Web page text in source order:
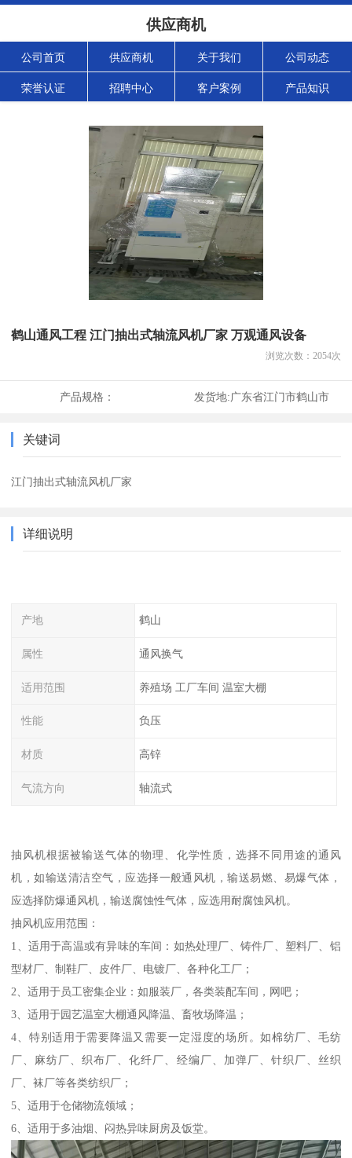
供应商机
公司首页 供应商机 关于我们 公司动态
荣誉认证 招聘中心 客户案例 产品知识
鹤山通风工程 江门抽出式轴流风机厂家 万观通风设备
浏览次数： 2054次
产品规格： 发货地:广东省江门市鹤山市
关键词
江门抽出式轴流风机厂家
详细说明
产地 鹤山
属性 通风换气
适用范围 养殖场 工厂车间 温室大棚
性能 负压
材质 高锌
气流方向 轴流式
抽风机根据被输送气体的物理、化学性质，选择不同用途的通风
机，如输送清洁空气，应选择一般通风机，输送易燃、易爆气体，
应选择防爆通风机，输送腐蚀性气体，应选用耐腐蚀风机。
抽风机应用范围：
1、适用于高温或有异味的车间：如热处理厂、铸件厂、塑料厂、铝
型材厂、制鞋厂、皮件厂、电镀厂、各种化工厂；
2、适用于员工密集企业：如服装厂，各类装配车间，网吧；
3、适用于园艺温室大棚通风降温、畜牧场降温；
4、特别适用于需要降温又需要一定湿度的场所。如棉纺厂、毛纺
厂、麻纺厂、织布厂、化纤厂、经编厂、加弹厂、针织厂、丝织
厂、袜厂等各类纺织厂；
5、适用于仓储物流领域；
6、适用于多油烟、闷热异味厨房及饭堂。